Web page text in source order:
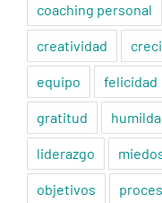
coaching personal
creatividad
equipo felicidad
gratitud
liderazgo
objetivos